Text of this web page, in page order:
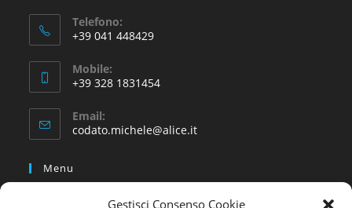
Gestisci Consenso Cookie
Telefono:
+39 041 448429
Mobile:
+39 328 1831454
Email:
codato.michele@alice.it
Menu